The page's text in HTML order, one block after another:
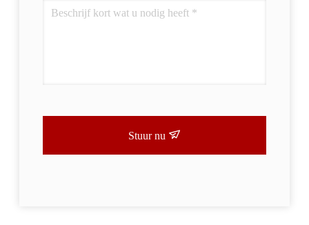
Stuur nu